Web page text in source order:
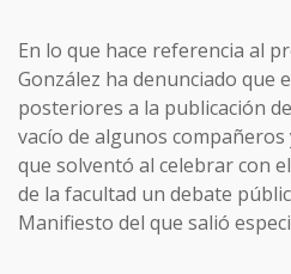
En lo que hace referencia al
González ha denunciado que
posteriores a la publicación
vacío de algunos
que solventó al celebrar con
de la facultad un debate
Manifiesto del que salió